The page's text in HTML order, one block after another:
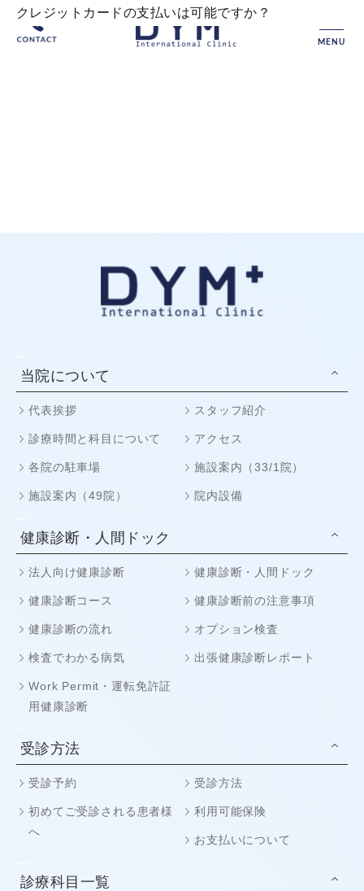
MENU
クレジットカードの支払いは可能ですか？
当院について
代表挨拶 スタッフ紹介
診療時間と科目について アクセス
各院の駐車場 施設案内（33/1院）
施設案内（49院） 院内設備
健康診断・人間ドック
法人向け健康診断 健康診断・人間ドック
健康診断コース 健康診断前の注意事項
健康診断の流れ オプション検査
検査でわかる病気 出張健康診断レポート
Work Permit・運転免許証
用健康診断
受診方法
受診予約 受診方法
初めてご受診される患者様
へ
利用可能保険
お支払いについて
診療科目一覧